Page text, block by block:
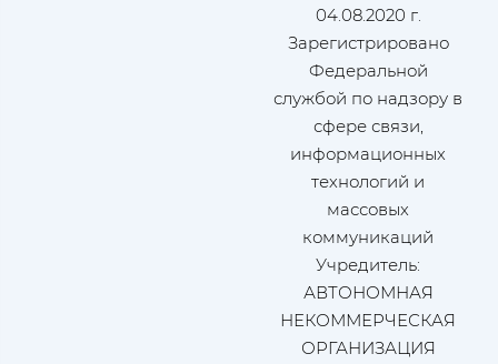
04.08.2020 г.
Зарегистрировано
Федеральной
службой по надзору в
сфере связи,
информационных
технологий и
массовых
коммуникаций
Учредитель:
АВТОНОМНАЯ
НЕКОММЕРЧЕСКАЯ
ОРГАНИЗАЦИЯ